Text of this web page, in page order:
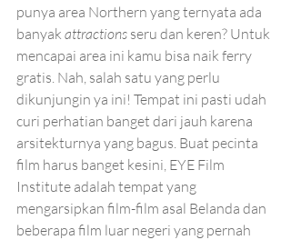
punya area Northern yang ternyata ada
banyak attractions seru dan keren? Untuk
mencapai area ini kamu bisa naik ferry
gratis. Nah, salah satu yang perlu
dikunjungin ya ini! Tempat ini pasti udah
curi perhatian banget dari jauh karena
arsitekturnya yang bagus. Buat pecinta
film harus banget kesini, EYE Film
Institute adalah tempat yang
mengarsipkan film-film asal Belanda dan
beberapa film luar negeri yang pernah